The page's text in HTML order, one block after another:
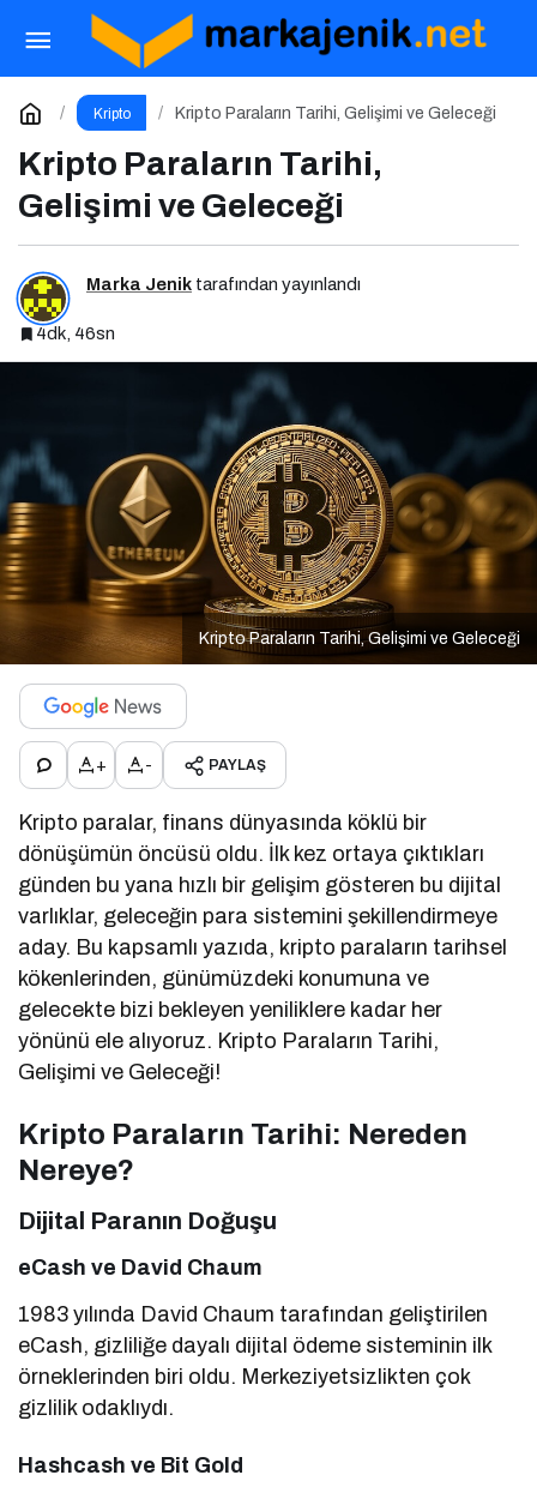
Kripto Kripto Paraların Tarihi, Gelişimi ve Geleceği
Kripto Paraların Tarihi,
Gelişimi ve Geleceği
Marka Jenik tarafından yayınlandı
4dk, 46sn
Kripto Paraların Tarihi, Gelişimi ve Geleceği
+ - PAYLAŞ
Kripto paralar, finans dünyasında köklü bir
dönüşümün öncüsü oldu. İlk kez ortaya çıktıkları
günden bu yana hızlı bir gelişim gösteren bu dijital
varlıklar, geleceğin para sistemini şekillendirmeye
aday. Bu kapsamlı yazıda, kripto paraların tarihsel
kökenlerinden, günümüzdeki konumuna ve
gelecekte bizi bekleyen yeniliklere kadar her
yönünü ele alıyoruz. Kripto Paraların Tarihi,
Gelişimi ve Geleceği!
Kripto Paraların Tarihi: Nereden
Nereye?
Dijital Paranın Doğuşu
eCash ve David Chaum
1983 yılında David Chaum tarafından geliştirilen
eCash, gizliliğe dayalı dijital ödeme sisteminin ilk
örneklerinden biri oldu. Merkeziyetsizlikten çok
gizlilik odaklıydı.
Hashcash ve Bit Gold
Piyasa Hareketleri Altcoinleri Sert Etkiledi
Yorum Yap